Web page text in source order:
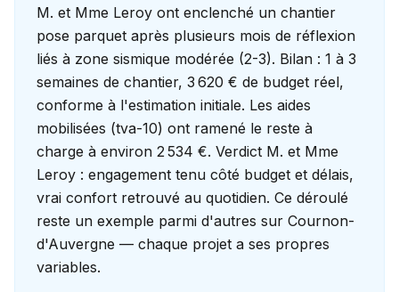
M. et Mme Leroy ont enclenché un chantier
pose parquet après plusieurs mois de réflexion
liés à zone sismique modérée (2-3). Bilan : 1 à 3
semaines de chantier, 3 620 € de budget réel,
conforme à l'estimation initiale. Les aides
mobilisées (tva-10) ont ramené le reste à
charge à environ 2 534 €. Verdict M. et Mme
Leroy : engagement tenu côté budget et délais,
vrai confort retrouvé au quotidien. Ce déroulé
reste un exemple parmi d'autres sur Cournon-
d'Auvergne — chaque projet a ses propres
variables.